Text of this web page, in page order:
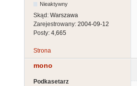
Nieaktywny
Skąd: Warszawa
Zarejestrowany: 2004-09-12
Posty: 4,665
Strona
mono
Podkasetarz